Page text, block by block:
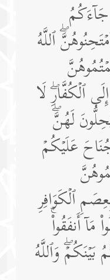
جَاۤءَكُمُ
ٱللَّهُ
ٱلۡكُفَّارِۖ لَا
لَهُنَّۖ
جُنَاحَ عَلَیۡكُمۡ
ٱلۡكَوَافِرِ
مَاۤ أَنفَقُوا۟ۚ
وَٱللَّهُ